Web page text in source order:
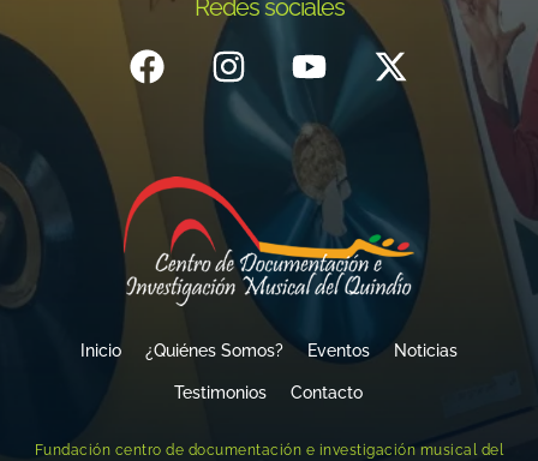
Redes sociales
Inicio ¿Quiénes Somos? Eventos Noticias
Testimonios Contacto
Fundación centro de documentación e investigación musical del